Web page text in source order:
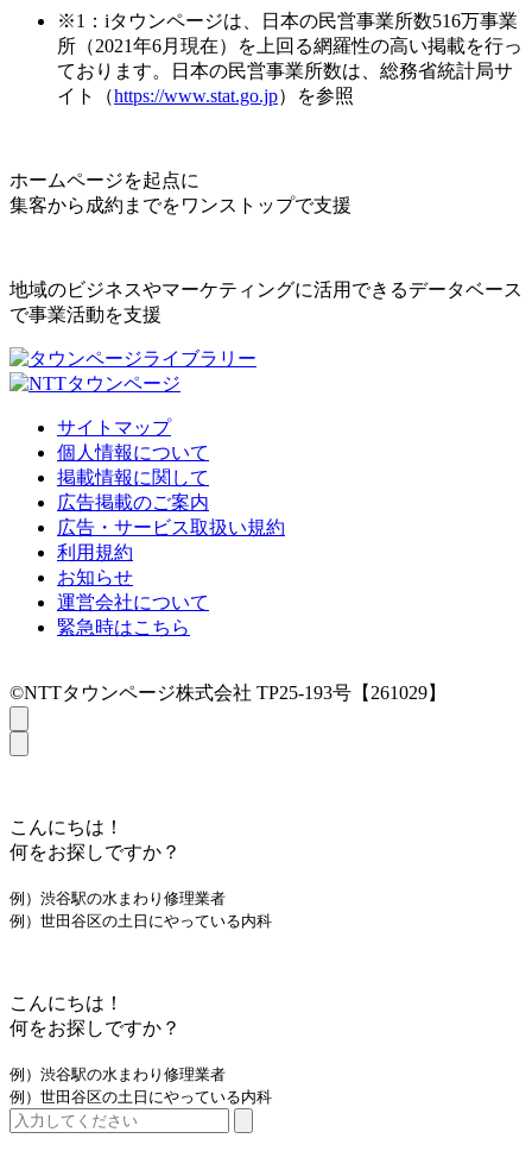
※1：iタウンページは、日本の民営事業所数516万事業
所（2021年6月現在）を上回る網羅性の高い掲載を行っ
ております。日本の民営事業所数は、総務省統計局サ
イト（https://www.stat.go.jp）を参照
ホームページを起点に
集客から成約までをワンストップで支援
地域のビジネスやマーケティングに活用できるデータベース
で事業活動を支援
サイトマップ
個人情報について
掲載情報に関して
広告掲載のご案内
広告・サービス取扱い規約
利用規約
お知らせ
運営会社について
緊急時はこちら
©NTTタウンページ株式会社 TP25-193号【261029】
こんにちは！
何をお探しですか？
例）渋谷駅の水まわり修理業者
例）世田谷区の土日にやっている内科
こんにちは！
何をお探しですか？
例）渋谷駅の水まわり修理業者
例）世田谷区の土日にやっている内科